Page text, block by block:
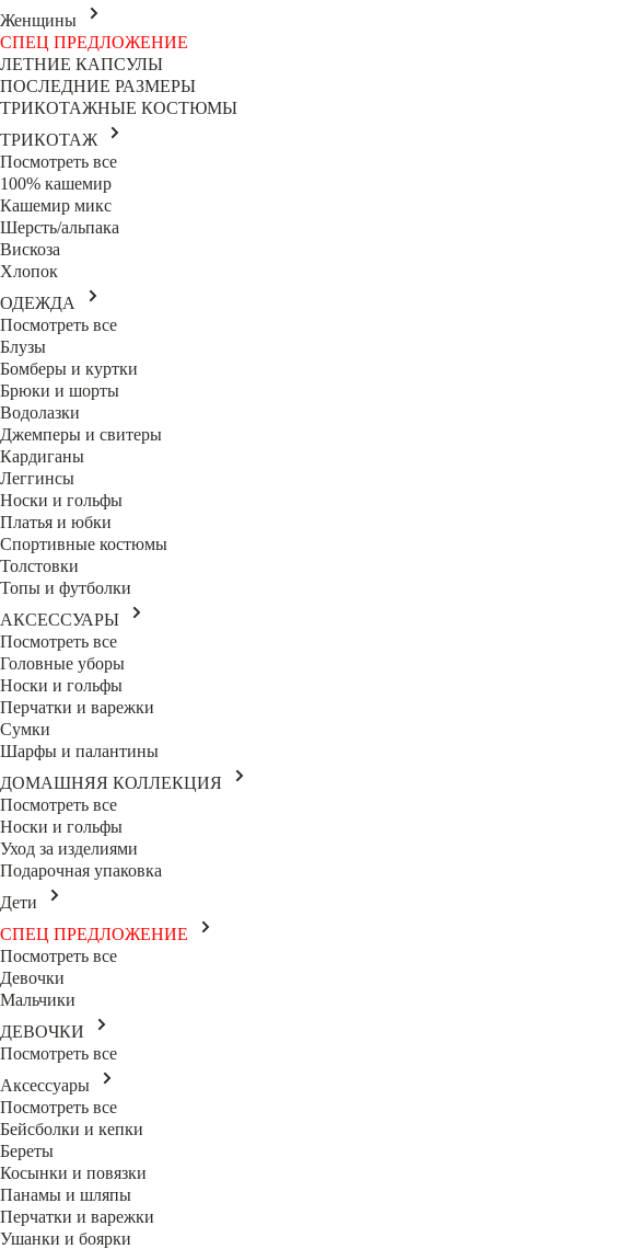
Женщины
СПЕЦ ПРЕДЛОЖЕНИЕ
ЛЕТНИЕ КАПСУЛЫ
ПОСЛЕДНИЕ РАЗМЕРЫ
ТРИКОТАЖНЫЕ КОСТЮМЫ
ТРИКОТАЖ
Посмотреть все
100% кашемир
Кашемир микс
Шерсть/альпака
Вискоза
Хлопок
ОДЕЖДА
Посмотреть все
Блузы
Бомберы и куртки
Брюки и шорты
Водолазки
Джемперы и свитеры
Кардиганы
Леггинсы
Носки и гольфы
Платья и юбки
Спортивные костюмы
Толстовки
Топы и футболки
АКСЕССУАРЫ
Посмотреть все
Головные уборы
Носки и гольфы
Перчатки и варежки
Сумки
Шарфы и палантины
ДОМАШНЯЯ КОЛЛЕКЦИЯ
Посмотреть все
Носки и гольфы
Уход за изделиями
Подарочная упаковка
Дети
СПЕЦ ПРЕДЛОЖЕНИЕ
Посмотреть все
Девочки
Мальчики
ДЕВОЧКИ
Посмотреть все
Аксессуары
Посмотреть все
Бейсболки и кепки
Береты
Косынки и повязки
Панамы и шляпы
Перчатки и варежки
Ушанки и боярки